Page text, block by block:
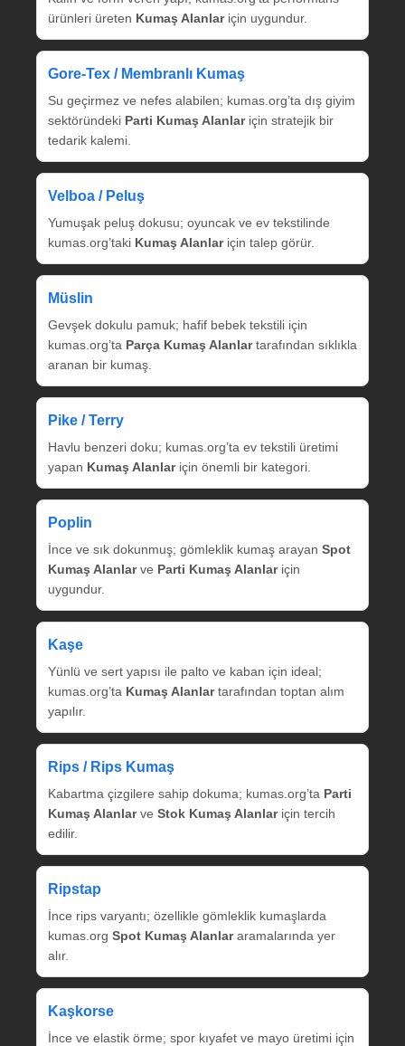
ürünleri üreten Kumaş Alanlariçin uygundur.
Gore‑Tex / Membranlı Kumaş
Su geçirmez ve nefes alabilen; kumas.org’ta dış giyim
sektöründeki Parti Kumaş Alanlariçin stratejik bir
tedarik kalemi.
Velboa / Peluş
Yumuşak peluş dokusu; oyuncak ve ev tekstilinde
kumas.org’taki Kumaş Alanlariçin talep görür.
Müslin
Gevşek dokulu pamuk; hafif bebek tekstili için
kumas.org’ta Parça Kumaş Alanlartarafından sıklıkla
aranan bir kumaş.
Pike / Terry
Havlu benzeri doku; kumas.org’ta ev tekstili üretimi
yapan Kumaş Alanlariçin önemli bir kategori.
Poplin
İnce ve sık dokunmuş; gömleklik kumaş arayan Spot
Kumaş Alanlarve Parti Kumaş Alanlariçin
uygundur.
Kaşe
Yünlü ve sert yapısı ile palto ve kaban için ideal;
kumas.org’ta Kumaş Alanlartarafından toptan alım
yapılır.
Rips / Rips Kumaş
Kabartma çizgilere sahip dokuma; kumas.org’ta Parti
Kumaş Alanlarve Stok Kumaş Alanlariçin tercih
edilir.
Ripstap
İnce rips varyantı; özellikle gömleklik kumaşlarda
kumas.org Spot Kumaş Alanlararamalarında yer
alır.
Kaşkorse
İnce ve elastik örme; spor kıyafet ve mayo üretimi için